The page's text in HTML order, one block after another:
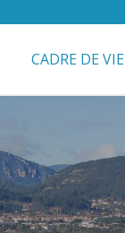
CADRE DE VIE